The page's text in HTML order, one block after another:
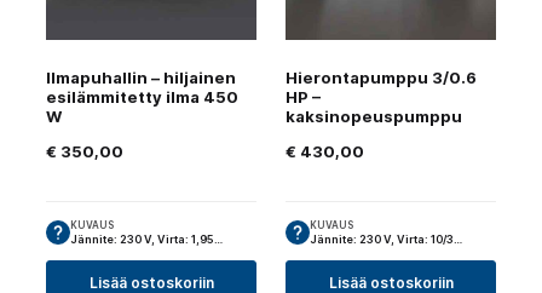
Ilmapuhallin – hiljainen
esilämmitetty ilma 450
W
€ 350,00
KUVAUS
Jännite: 230 V, Virta: 1,95…
Lisää ostoskoriin
Hierontapumppu 3/0.6
HP –
kaksinopeuspumppu
€ 430,00
KUVAUS
Jännite: 230 V, Virta: 10/3…
Lisää ostoskoriin